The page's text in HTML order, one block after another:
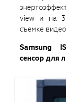
view и на
съемке
Samsung
сенсор для